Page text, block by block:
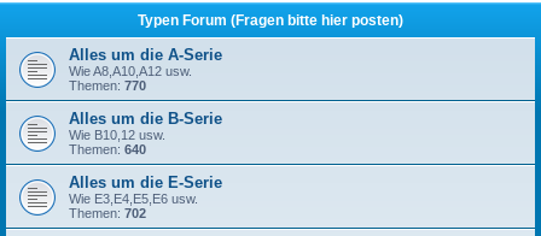
h
Typen Forum (Fragen bitte hier posten)
Alles um die A-Serie
Wie A8,A10,A12 usw.
Themen: 770
Alles um die B-Serie
Wie B10,12 usw.
Themen: 640
Alles um die E-Serie
Wie E3,E4,E5,E6 usw.
Themen: 702